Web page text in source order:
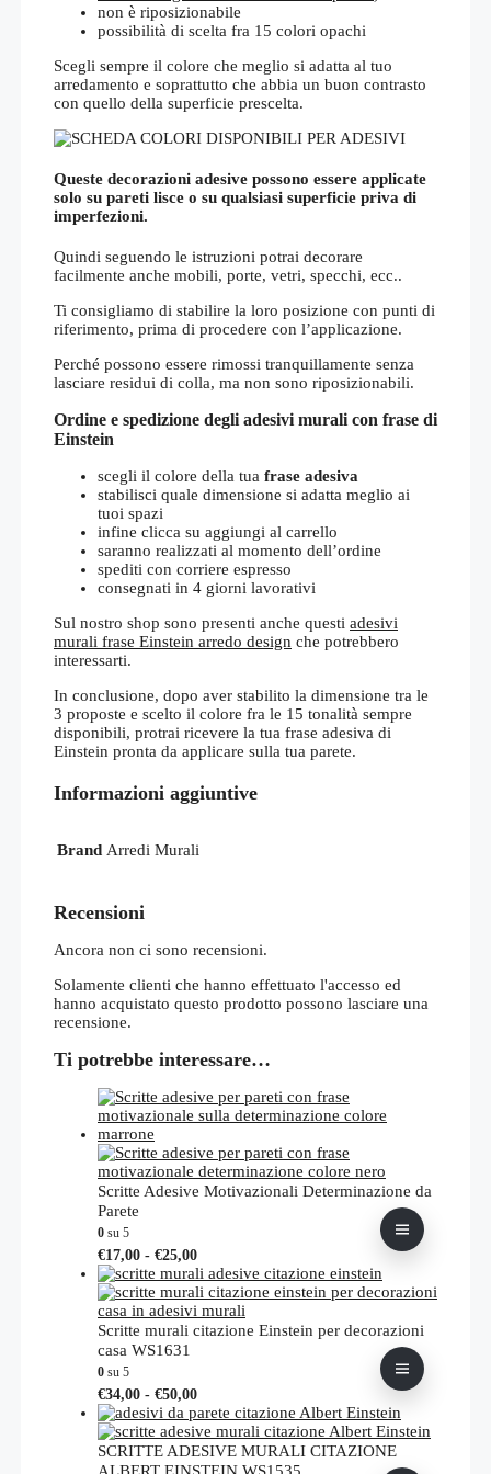
non è riposizionabile
possibilità di scelta fra 15 colori opachi
Scegli sempre il colore che meglio si adatta al tuo
arredamento e soprattutto che abbia un buon contrasto
con quello della superficie prescelta.
Queste decorazioni adesive possono essere applicate
solo su pareti lisce o su qualsiasi superficie priva di
imperfezioni.
Quindi seguendo le istruzioni potrai decorare
facilmente anche mobili, porte, vetri, specchi, ecc..
Ti consigliamo di stabilire la loro posizione con punti di
riferimento, prima di procedere con l’applicazione.
Perché possono essere rimossi tranquillamente senza
lasciare residui di colla, ma non sono riposizionabili.
Ordine e spedizione degli adesivi murali con frase di
Einstein
scegli il colore della tua frase adesiva
stabilisci quale dimensione si adatta meglio ai
tuoi spazi
infine clicca su aggiungi al carrello
saranno realizzati al momento dell’ordine
spediti con corriere espresso
consegnati in 4 giorni lavorativi
Sul nostro shop sono presenti anche questi adesivi
murali frase Einstein arredo design che potrebbero
interessarti.
In conclusione, dopo aver stabilito la dimensione tra le
3 proposte e scelto il colore fra le 15 tonalità sempre
disponibili, protrai ricevere la tua frase adesiva di
Einstein pronta da applicare sulla tua parete.
Informazioni aggiuntive
Brand Arredi Murali
Recensioni
Ancora non ci sono recensioni.
Solamente clienti che hanno effettuato l'accesso ed
hanno acquistato questo prodotto possono lasciare una
recensione.
Ti potrebbe interessare…
Scritte Adesive Motivazionali Determinazione da
Parete
0 su 5
€17,00 - €25,00Fascia
di
prezzo:
da
€17,00
a
Questo
prodotto
ha
più
varianti.
essere
scelte
nella
pagina
Scritte murali citazione Einstein per decorazioni
casa WS1631
0 su 5
€34,00 - €50,00Fascia
di
prezzo:
da
€34,00
Questo
prodotto
ha
più
varianti.
SCRITTE ADESIVE MURALI CITAZIONE
ALBERT EINSTEIN WS1535